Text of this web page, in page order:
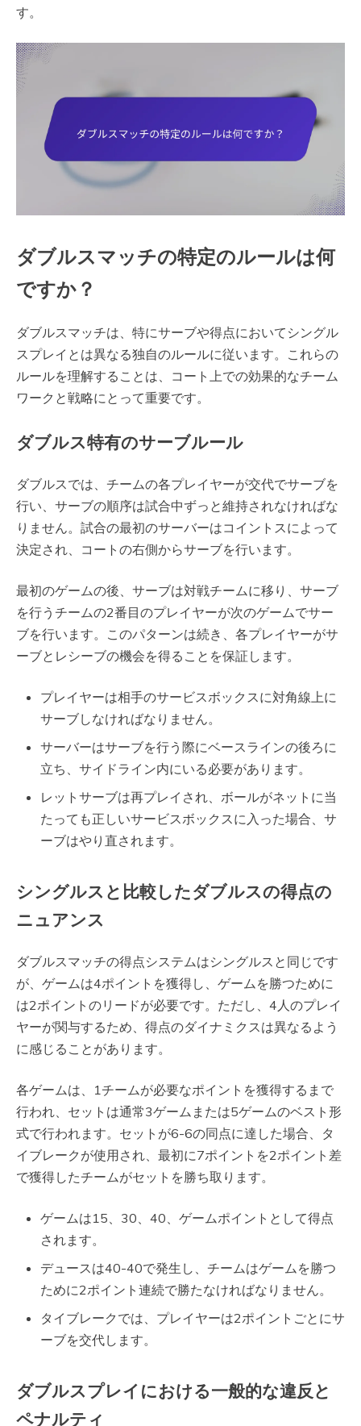
す。
ダブルスマッチの特定のルールは何
ですか？
ダブルスマッチは、特にサーブや得点においてシングル
スプレイとは異なる独自のルールに従います。これらの
ルールを理解することは、コート上での効果的なチーム
ワークと戦略にとって重要です。
ダブルス特有のサーブルール
ダブルスでは、チームの各プレイヤーが交代でサーブを
行い、サーブの順序は試合中ずっと維持されなければな
りません。試合の最初のサーバーはコイントスによって
決定され、コートの右側からサーブを行います。
最初のゲームの後、サーブは対戦チームに移り、サーブ
を行うチームの2番目のプレイヤーが次のゲームでサー
ブを行います。このパターンは続き、各プレイヤーがサ
ーブとレシーブの機会を得ることを保証します。
プレイヤーは相手のサービスボックスに対角線上に
サーブしなければなりません。
サーバーはサーブを行う際にベースラインの後ろに
立ち、サイドライン内にいる必要があります。
レットサーブは再プレイされ、ボールがネットに当
たっても正しいサービスボックスに入った場合、サ
ーブはやり直されます。
シングルスと比較したダブルスの得点の
ニュアンス
ダブルスマッチの得点システムはシングルスと同じです
が、ゲームは4ポイントを獲得し、ゲームを勝つために
は2ポイントのリードが必要です。ただし、4人のプレイ
ヤーが関与するため、得点のダイナミクスは異なるよう
に感じることがあります。
各ゲームは、1チームが必要なポイントを獲得するまで
行われ、セットは通常3ゲームまたは5ゲームのベスト形
式で行われます。セットが6-6の同点に達した場合、タ
イブレークが使用され、最初に7ポイントを2ポイント差
で獲得したチームがセットを勝ち取ります。
ゲームは15、30、40、ゲームポイントとして得点
されます。
デュースは40-40で発生し、チームはゲームを勝つ
ために2ポイント連続で勝たなければなりません。
タイブレークでは、プレイヤーは2ポイントごとにサ
ーブを交代します。
ダブルスプレイにおける一般的な違反と
ペナルティ